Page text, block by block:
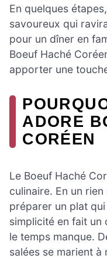
En quelques
savoureux qui
pour un dîner en
Boeuf Haché
apporter une
ADORE
CORÉEN
Le Boeuf Haché
culinaire. En un
préparer un plat
simplicité en fait
le temps manque.
salées se marient